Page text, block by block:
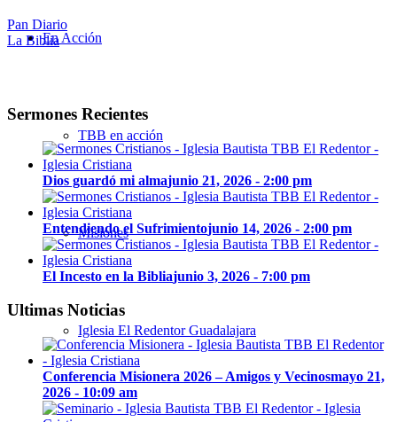
En Acción
TBB en acción
Misiones
Iglesia El Redentor Guadalajara
Pan Diario
La Biblia
Sermones Recientes
Dios guardó mi almajunio 21, 2026 - 2:00 pm
Entendiendo el Sufrimientojunio 14, 2026 - 2:00 pm
El Incesto en la Bibliajunio 3, 2026 - 7:00 pm
Ultimas Noticias
Conferencia Misionera 2026 – Amigos y Vecinosmayo 21,
2026 - 10:09 am